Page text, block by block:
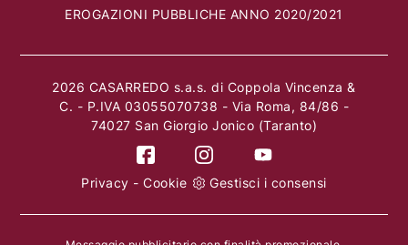
EROGAZIONI PUBBLICHE ANNO 2020/2021
2026 CASARREDO s.a.s. di Coppola Vincenza &
C. - P.IVA 03055070738 - Via Roma, 84/86 -
74027 San Giorgio Jonico (Taranto)
Privacy -Cookie Gestisci i consensi